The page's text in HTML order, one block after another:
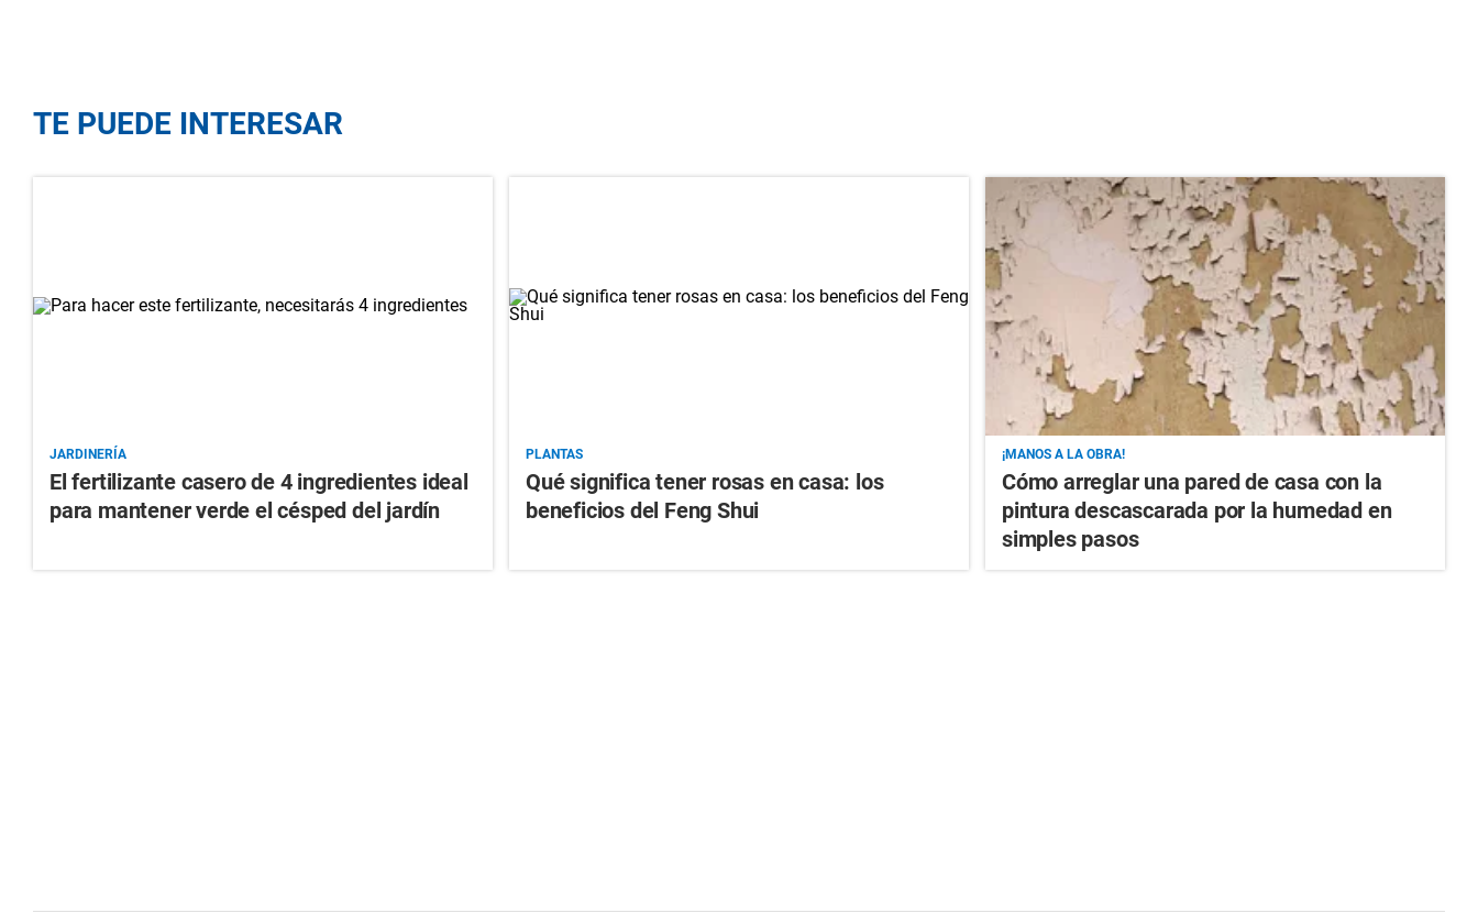
TE PUEDE INTERESAR
JARDINERÍA
El fertilizante casero de 4 ingredientes ideal
para mantener verde el césped del jardín
PLANTAS
Qué significa tener rosas en casa: los
beneficios del Feng Shui
¡MANOS A LA OBRA!
Cómo arreglar una pared de casa con la
pintura descascarada por la humedad en
simples pasos